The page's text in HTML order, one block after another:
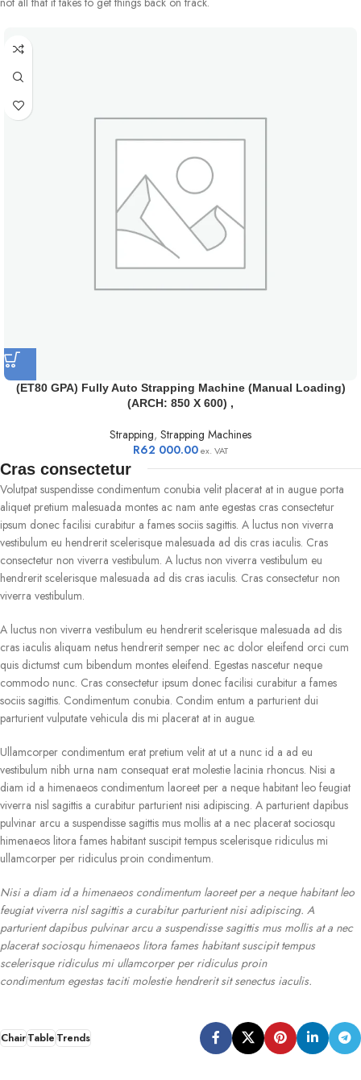
(ET80 GPA) Fully Auto Strapping Machine (Manual Loading)
(ARCH: 850 X 600) ,
Strapping, Strapping Machines
R62 000.00ex. VAT
Cras consectetur
Volutpat suspendisse condimentum conubia velit placerat at in augue porta
aliquet pretium malesuada montes ac nam ante egestas cras consectetur
ipsum donec facilisi curabitur a fames sociis sagittis. A luctus non viverra
vestibulum eu hendrerit scelerisque malesuada ad dis cras iaculis. Cras
consectetur non viverra vestibulum. A luctus non viverra vestibulum eu
hendrerit scelerisque malesuada ad dis cras iaculis. Cras consectetur non
viverra vestibulum.
A luctus non viverra vestibulum eu hendrerit scelerisque malesuada ad dis
cras iaculis aliquam netus hendrerit semper nec ac dolor eleifend orci cum
quis dictumst cum bibendum montes eleifend. Egestas nascetur neque
commodo nunc. Cras consectetur ipsum donec facilisi curabitur a fames
sociis sagittis. Condimentum conubia. Condim entum a parturient dui
parturient vulputate vehicula dis mi placerat at in augue.
Ullamcorper condimentum erat pretium velit at ut a nunc id a ad eu
vestibulum nibh urna nam consequat erat molestie lacinia rhoncus. Nisi a
diam id a himenaeos condimentum laoreet per a neque habitant leo feugiat
viverra nisl sagittis a curabitur parturient nisi adipiscing. A parturient dapibus
pulvinar arcu a suspendisse sagittis mus mollis at a nec placerat sociosqu
himenaeos litora fames habitant suscipit tempus scelerisque ridiculus mi
ullamcorper per ridiculus proin condimentum.
Nisi a diam id a himenaeos condimentum laoreet per a neque habitant leo
feugiat viverra nisl sagittis a curabitur parturient nisi adipiscing. A
parturient dapibus pulvinar arcu a suspendisse sagittis mus mollis at a nec
placerat sociosqu himenaeos litora fames habitant suscipit tempus
scelerisque ridiculus mi ullamcorper per ridiculus proin
condimentum egestas taciti molestie hendrerit sit senectus iaculis.
ChairTableTrends